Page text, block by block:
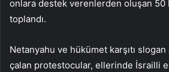
onlara destek verenlerden oluşan 50
toplandı.
Netanyahu ve hükümet karşıtı
çalan protestocular, ellerinde İsrailli